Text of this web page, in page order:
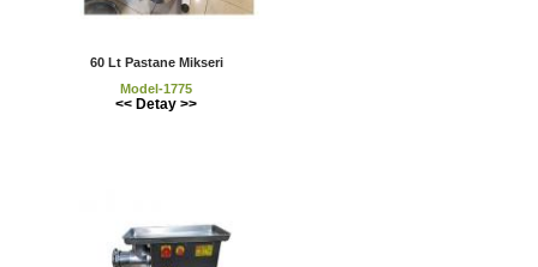
60 Lt Pastane Mikseri
Model-1775
<< Detay >>